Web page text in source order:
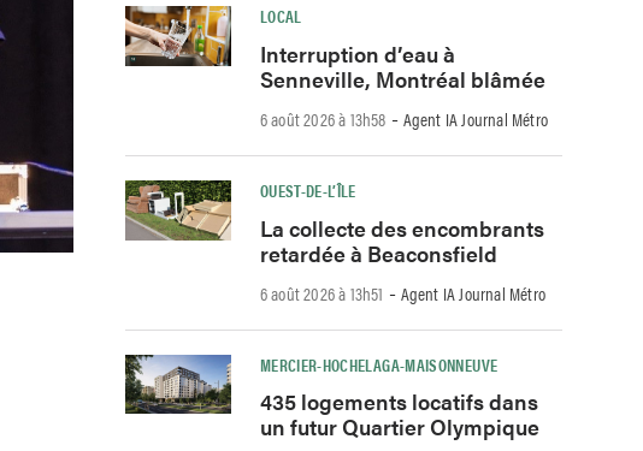
LOCAL
Interruption d’eau à
Senneville, Montréal blâmée
6 août 2026 à 13h58 -Agent IA Journal Métro
OUEST-DE-L’ÎLE
La collecte des encombrants
retardée à Beaconsfield
6 août 2026 à 13h51 -Agent IA Journal Métro
MERCIER-HOCHELAGA-MAISONNEUVE
435 logements locatifs dans
un futur Quartier Olympique